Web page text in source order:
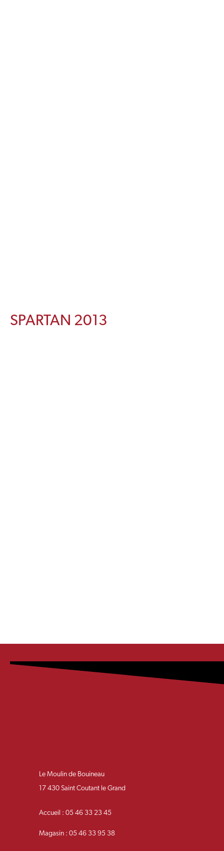
SPARTAN 2013
Le Moulin de Bouineau
17 430 Saint Coutant le Grand
Accueil : 05 46 33 23 45
Magasin : 05 46 33 95 38